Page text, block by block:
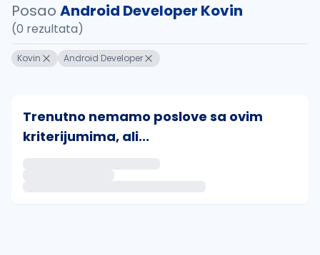
Posao Android Developer Kovin
(0 rezultata)
Kovin Android Developer
Trenutno nemamo poslove sa ovim
kriterijumima, ali...